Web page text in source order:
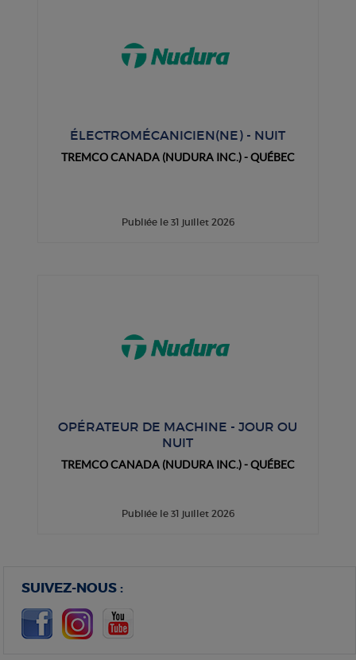
ÉLECTROMÉCANICIEN(NE) - NUIT
TREMCO CANADA (NUDURA INC.) - QUÉBEC
Publiée le 31 juillet 2026
OPÉRATEUR DE MACHINE - JOUR OU
NUIT
TREMCO CANADA (NUDURA INC.) - QUÉBEC
Publiée le 31 juillet 2026
SUIVEZ-NOUS :